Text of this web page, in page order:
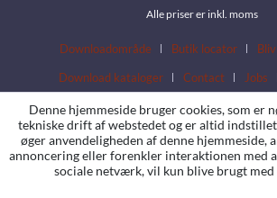
Alle priser er inkl. moms
Downloadområde Butik locator
Download kataloger
Contact Jobs
Denne hjemmeside bruger cookies, som er
tekniske drift af webstedet og er altid
øger anvendeligheden af denne hjemmeside,
annoncering eller forenkler interaktionen med
sociale netværk, vil kun blive brugt med